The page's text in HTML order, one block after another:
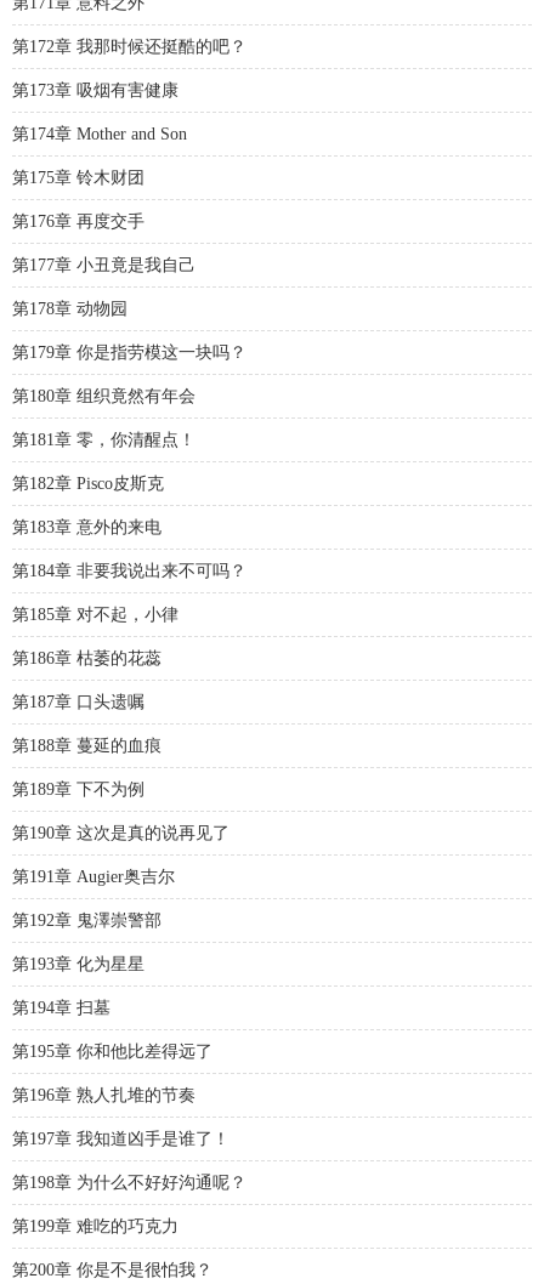
第172章 我那时候还挺酷的吧？
第173章 吸烟有害健康
第174章 Mother and Son
第175章 铃木财团
第176章 再度交手
第177章 小丑竟是我自己
第178章 动物园
第179章 你是指劳模这一块吗？
第180章 组织竟然有年会
第181章 零，你清醒点！
第182章 Pisco皮斯克
第183章 意外的来电
第184章 非要我说出来不可吗？
第185章 对不起，小律
第186章 枯萎的花蕊
第187章 口头遗嘱
第188章 蔓延的血痕
第189章 下不为例
第190章 这次是真的说再见了
第191章 Augier奥吉尔
第192章 鬼澤崇警部
第193章 化为星星
第194章 扫墓
第195章 你和他比差得远了
第196章 熟人扎堆的节奏
第197章 我知道凶手是谁了！
第198章 为什么不好好沟通呢？
第199章 难吃的巧克力
第200章 你是不是很怕我？